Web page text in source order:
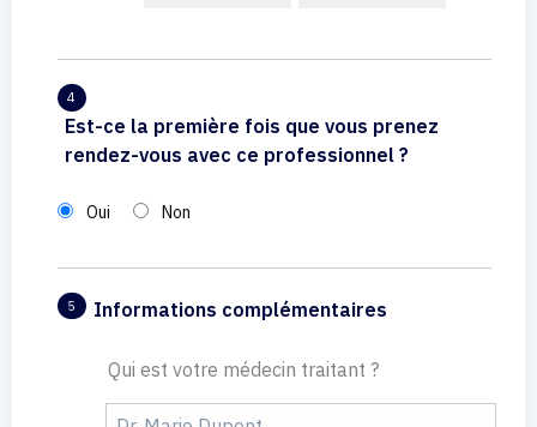
4
Est-ce la première fois que vous prenez
rendez-vous avec ce professionnel ?
Oui Non
5 Informations complémentaires
Qui est votre médecin traitant ?